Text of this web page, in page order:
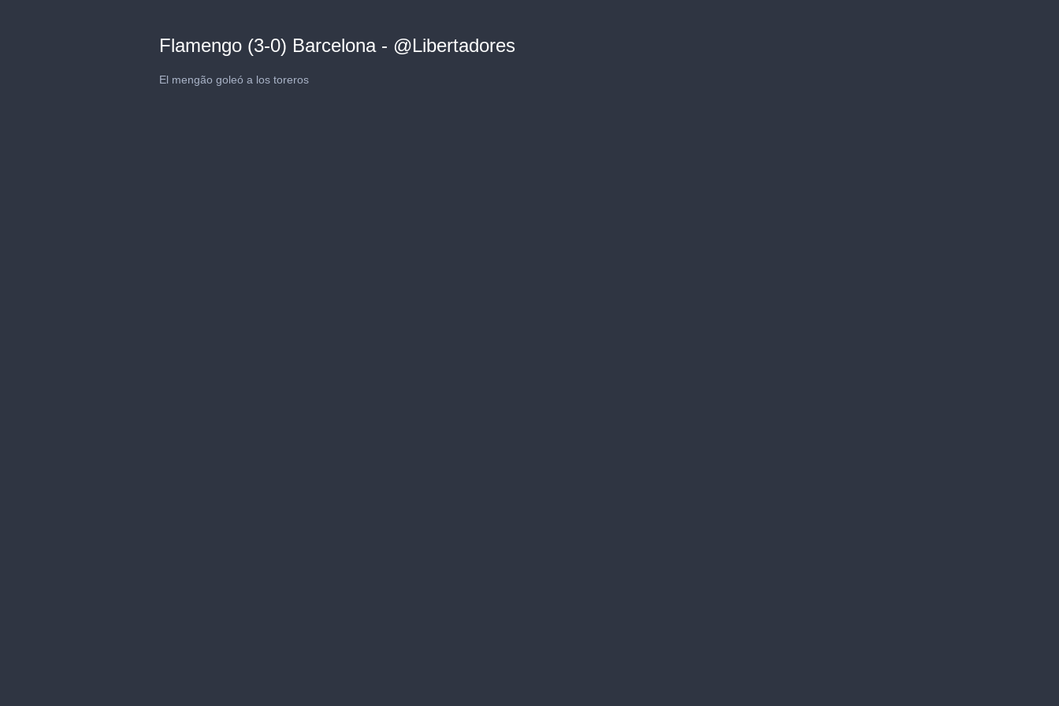
Flamengo (3-0) Barcelona - @Libertadores
El mengão goleó a los toreros